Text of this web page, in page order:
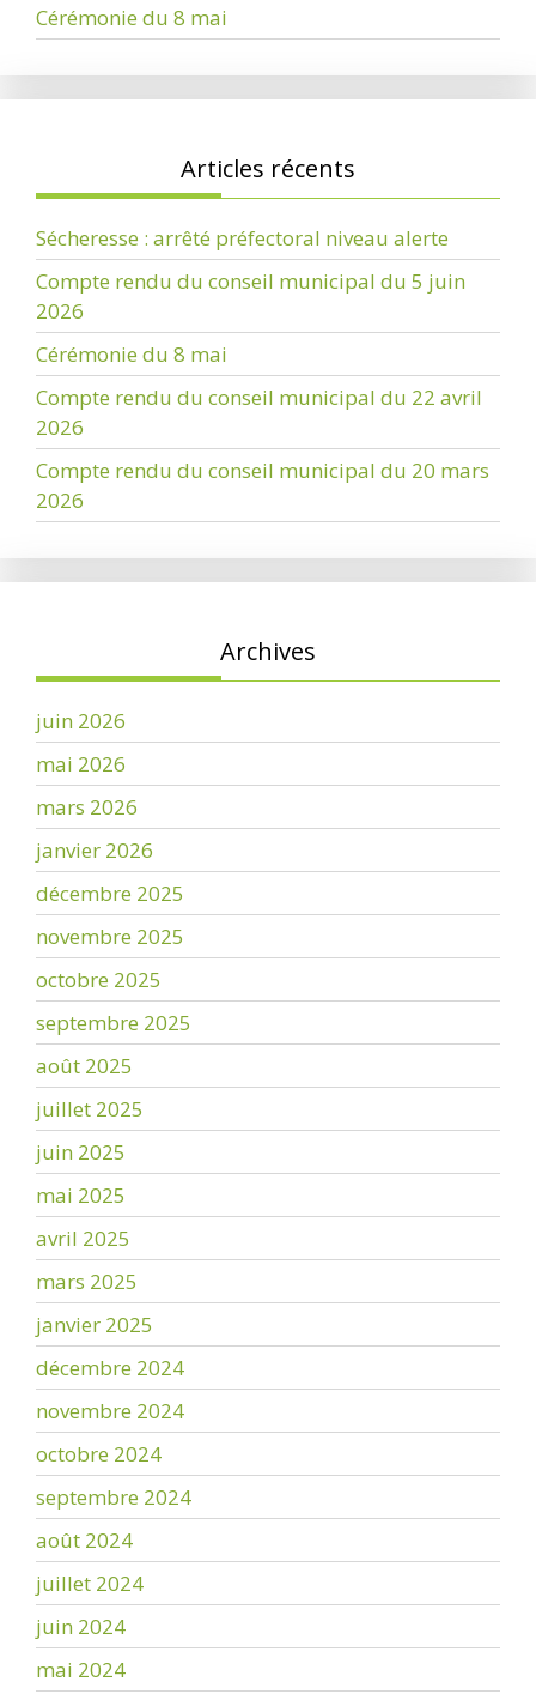
Cérémonie du 8 mai
Articles récents
Sécheresse : arrêté préfectoral niveau alerte
Compte rendu du conseil municipal du 5 juin
2026
Cérémonie du 8 mai
Compte rendu du conseil municipal du 22 avril
2026
Compte rendu du conseil municipal du 20 mars
2026
Archives
juin 2026
mai 2026
mars 2026
janvier 2026
décembre 2025
novembre 2025
octobre 2025
septembre 2025
août 2025
juillet 2025
juin 2025
mai 2025
avril 2025
mars 2025
janvier 2025
décembre 2024
novembre 2024
octobre 2024
septembre 2024
août 2024
juillet 2024
juin 2024
mai 2024